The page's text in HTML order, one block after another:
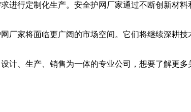
行定制化生产。安全护网厂家通过不断创新材料
家将面临更广阔的市场空间。它们将继续深耕技
、生产、销售为一体的专业公司，想要了解更多